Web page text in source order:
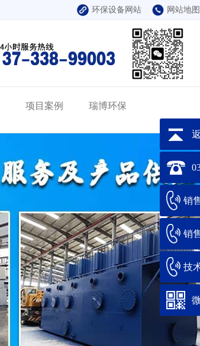
销
销
技
环保设备网站 网站地图
项目案例 瑞博环保